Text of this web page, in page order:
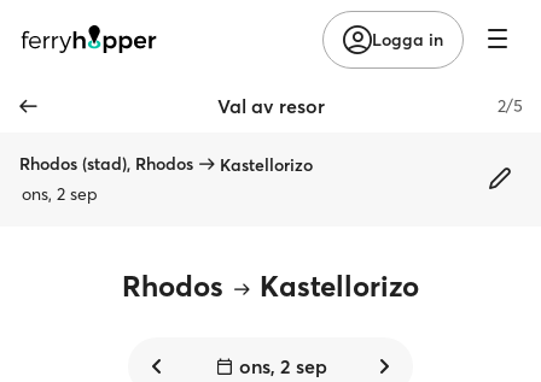
Logga in
Val av resor 2/5
Rhodos (stad), Rhodos
Kastellorizo
ons, 2 sep
Rhodos Kastellorizo
ons, 2 sep